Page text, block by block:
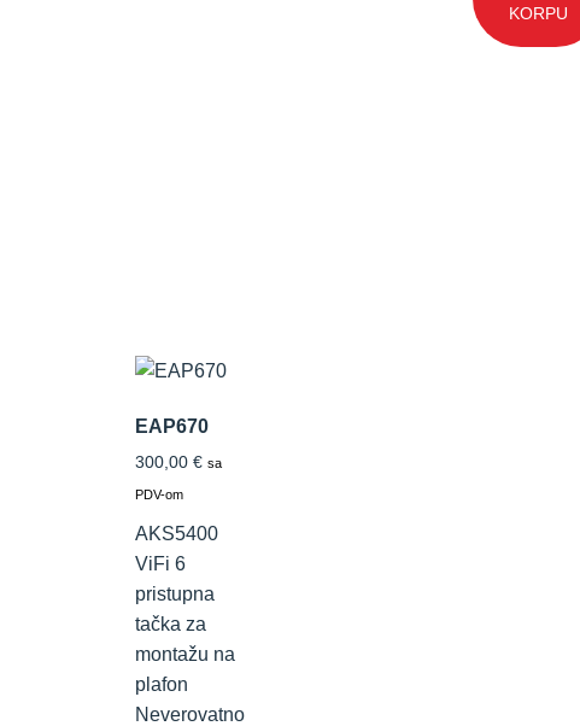
KORPU
EAP670
300,00 € sa
PDV-om
AKS5400
ViFi 6
pristupna
tačka za
montažu na
plafon
Neverovatno